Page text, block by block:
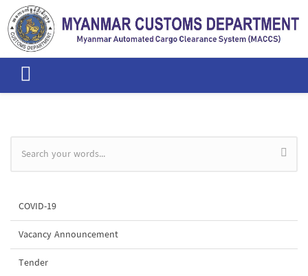
Skip to main content
Search form
COVID-19
Vacancy Announcement
Tender